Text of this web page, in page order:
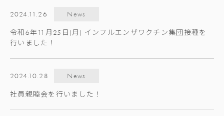
2024.11.26 News
令和6年11月25日(月) インフルエンザワクチン集団接種を
行いました！
2024.10.28 News
社員親睦会を行いました！